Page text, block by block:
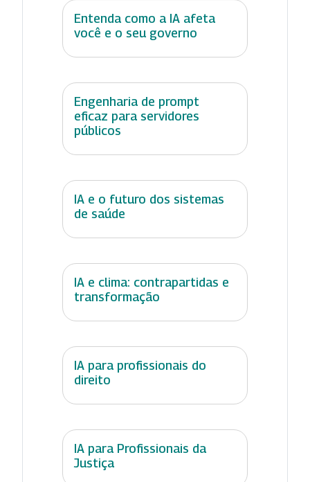
Entenda como a IA afeta
você e o seu governo
Engenharia de prompt
eficaz para servidores
públicos
IA e o futuro dos sistemas
de saúde
IA e clima: contrapartidas e
transformação
IA para profissionais do
direito
IA para Profissionais da
Justiça